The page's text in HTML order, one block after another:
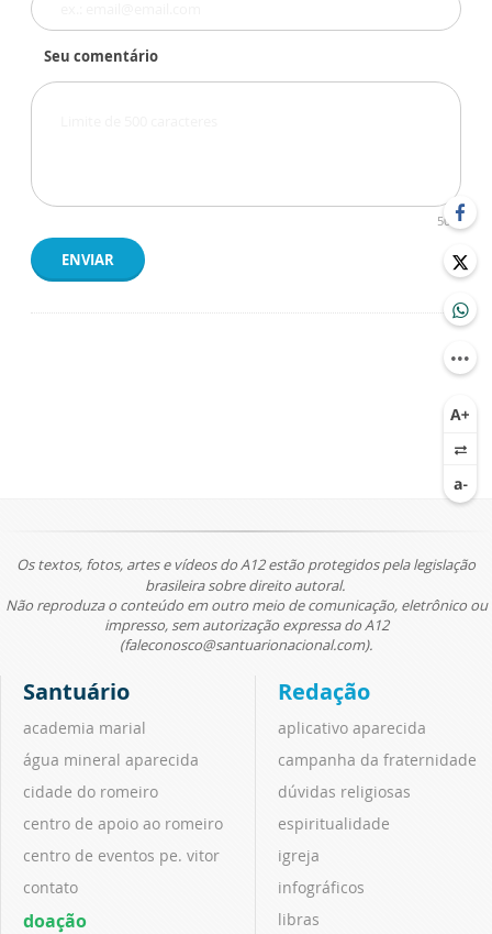
Seu comentário
500
ENVIAR
Os textos, fotos, artes e vídeos do A12 estão protegidos pela legislação
brasileira sobre direito autoral.
Não reproduza o conteúdo em outro meio de comunicação, eletrônico ou
impresso, sem autorização expressa do A12
(faleconosco@santuarionacional.com).
Santuário
academia marial
água mineral aparecida
cidade do romeiro
centro de apoio ao romeiro
centro de eventos pe. vitor
contato
doação
Redação
aplicativo aparecida
campanha da fraternidade
dúvidas religiosas
espiritualidade
igreja
infográficos
libras